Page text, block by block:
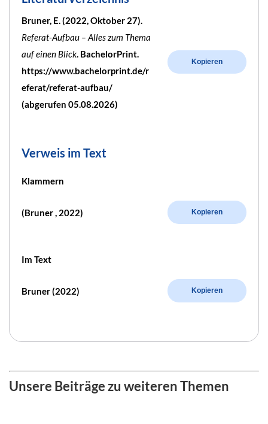
Bruner, E. (2022, Oktober 27).
Referat-Aufbau – Alles zum Thema
auf einen Blick . BachelorPrint.
https://www.bachelorprint.de/r
eferat/referat-aufbau/
(abgerufen 05.08.2026)
Kopieren
Verweis im Text
Klammern
(Bruner , 2022) Kopieren
Im Text
Bruner (2022) Kopieren
Unsere Beiträge zu weiteren Themen